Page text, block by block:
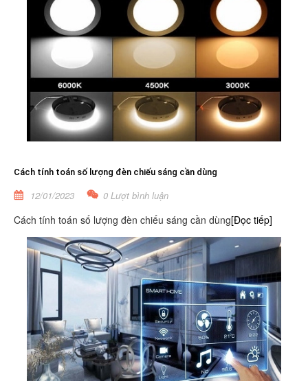
Cách tính toán số lượng đèn chiếu sáng cần dùng
12/01/2023 0 Lượt bình luận
Cách tính toán số lượng đèn chiếu sáng cần dùng[Đọc tiếp]